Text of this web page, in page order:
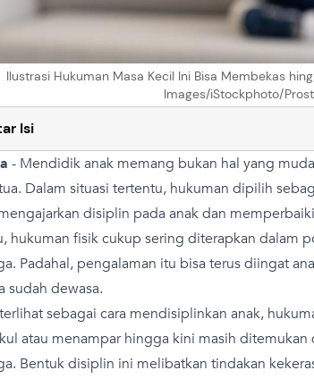
Ilustrasi Hukuman Masa Kecil Ini Bisa Membekas
Images/iStockphoto/
Isi
- Mendidik anak memang bukan hal yang
Dalam situasi tertentu, hukuman dipilih
disiplin pada anak dan
hukuman fisik cukup sering diterapkan dalam
Padahal, pengalaman itu bisa terus diingat
sudah dewasa.
sebagai cara mendisiplinkan anak,
atau menampar hingga kini masih ditemukan
Bentuk disiplin ini melibatkan tindakan